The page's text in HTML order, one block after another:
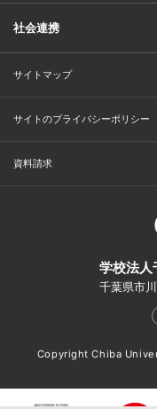
社会連携
サイトマップ
サイトのプライバシーポリシー
資料請求
学校法
千葉県市
Copyright Chiba